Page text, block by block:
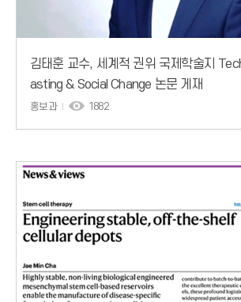
김태훈 교수, 세계적 권위 국제학술지
asting & Social Change 논문 게재
홍보과 1882